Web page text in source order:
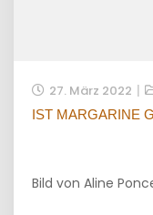
27. März 2022
IST MARGARINE
Bild von Aline